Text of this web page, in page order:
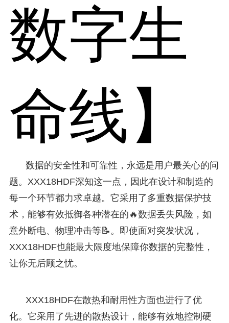
数字生
命线】
数据的安全性和可靠性，永远是用户最关心的问
题。XXX18HDF深知这一点，因此在设计和制造的
每一个环节都力求卓越。它采用了多重数据保护技
术，能够有效抵御各种潜在的🔥数据丢失风险，如
意外断电、物理冲击等📝。即使面对突发状况，
XXX18HDF也能最大限度地保障你数据的完整性，
让你无后顾之忧。
XXX18HDF在散热和耐用性方面也进行了优
化。它采用了先进的散热设计，能够有效地控制硬